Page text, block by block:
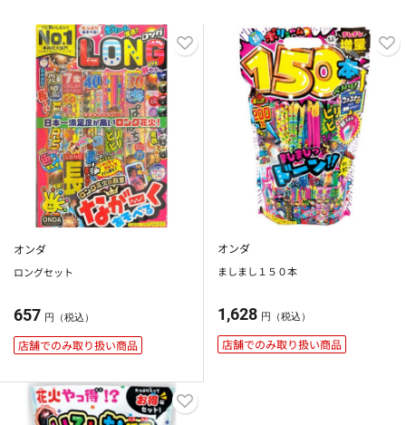
オンダ
ロングセット
657 円（税込）
店舗でのみ取り扱い商品
オンダ
ましまし１５０本
1,628 円（税込）
店舗でのみ取り扱い商品